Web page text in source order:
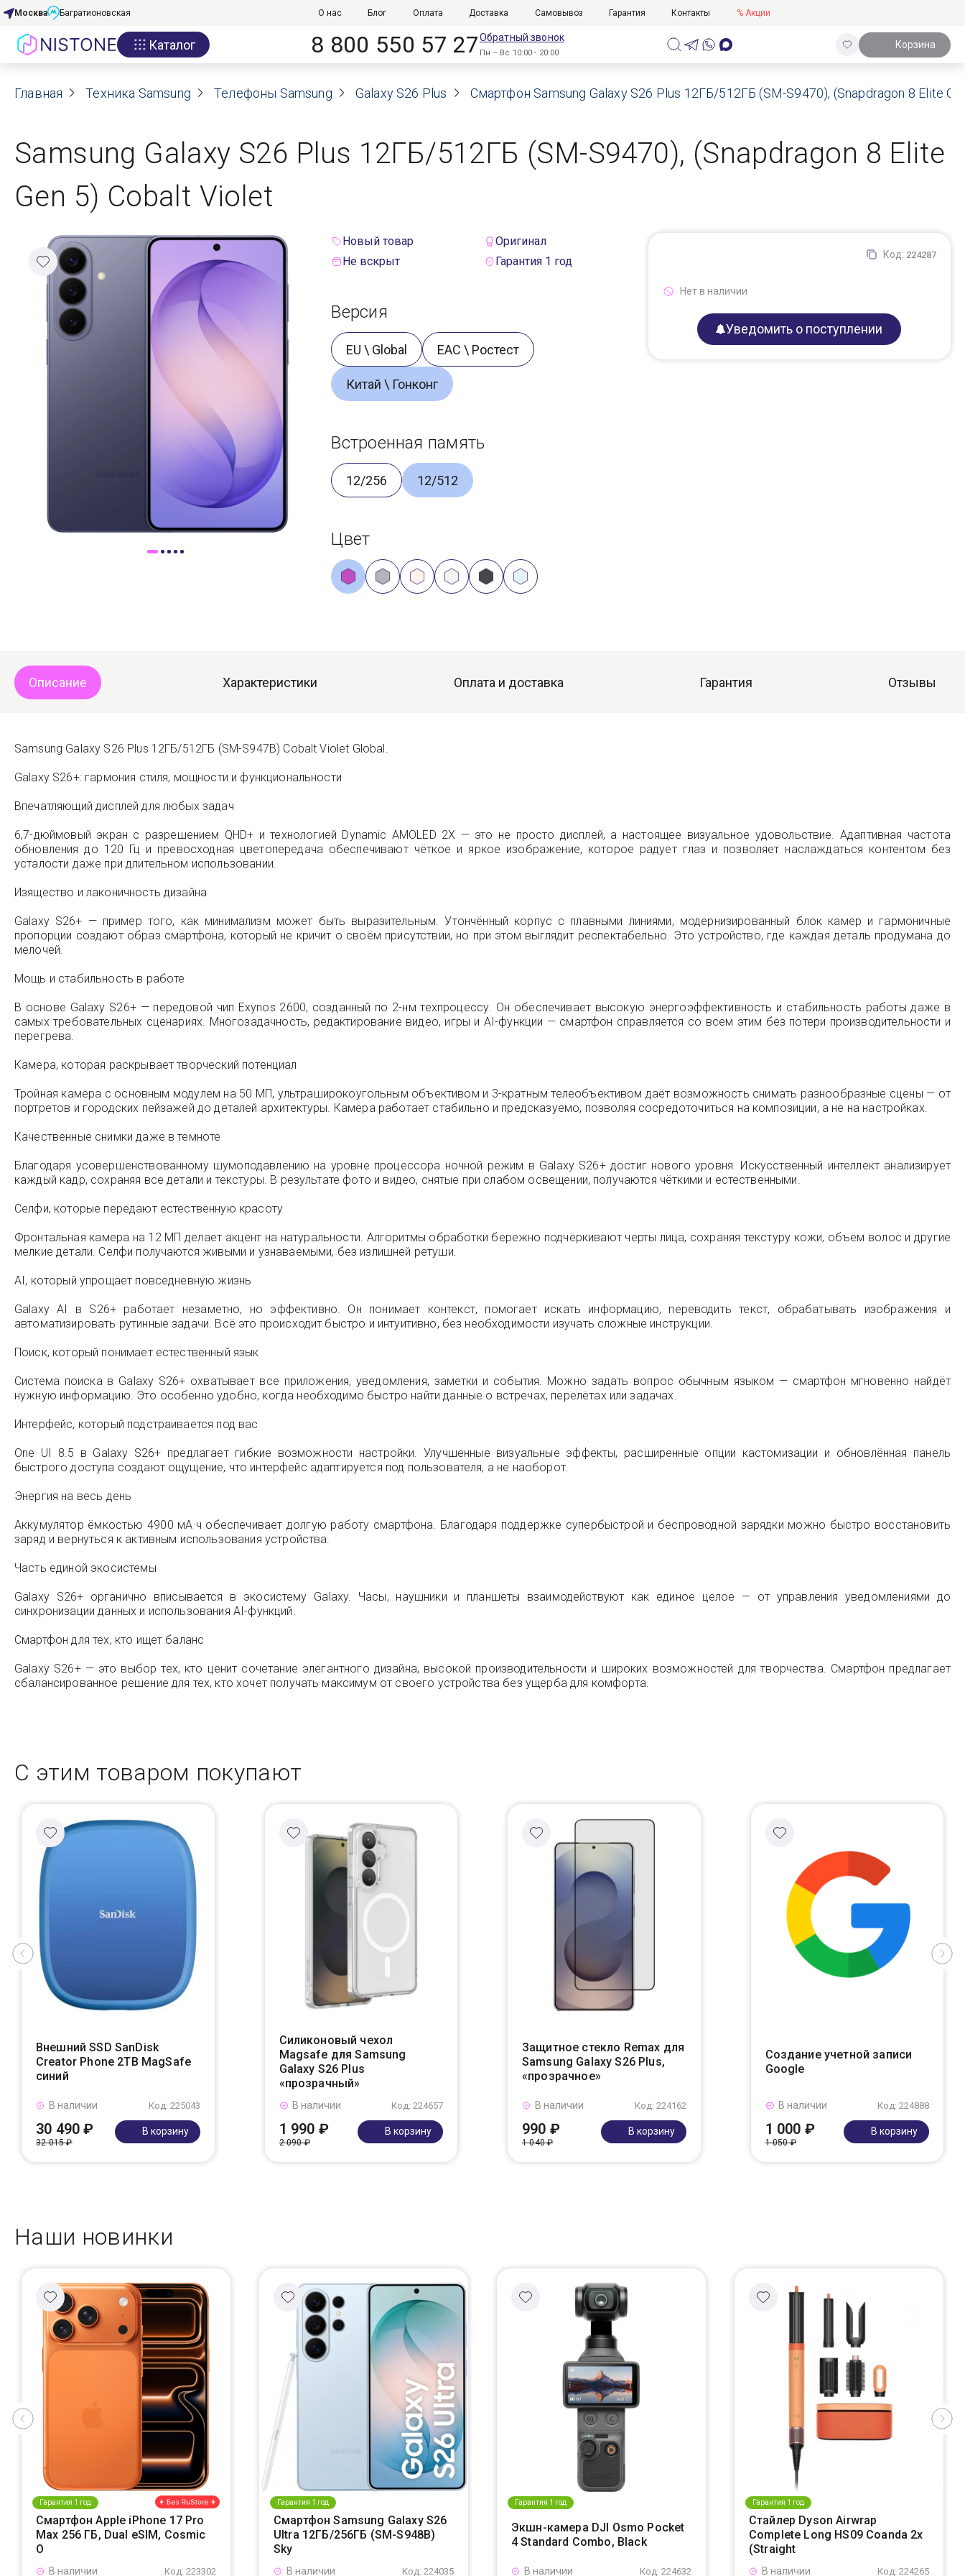
Акции
О нас
Договор оферты
Реквизиты
Контакты
Гарантия
Оплата
Москва Багратионовская О нас Блог Оплата Доставка Самовывоз Гарантия Контакты % Акции
Каталог 8 800 550 57 27Обратный звонок
Пн – Вс 10:00 - 20:00
Корзина
Главная Техника Samsung Телефоны Samsung Galaxy S26 Plus Смартфон Samsung Galaxy S26 Plus 12ГБ/512ГБ (SM-S9470), (Snapdragon 8 Elite
Samsung Galaxy S26 Plus 12ГБ/512ГБ (SM-S9470), (Snapdragon 8 Elite
Gen 5) Cobalt Violet
Новый товар
Оригинал
Не вскрыт
Гарантия 1 год
Версия
EU \ Global ЕАС \ Ростест
Китай \ Гонконг
Встроенная память
12/256 12/512
Цвет
Код: 224287
Нет в наличии
Уведомить о поступлении
Описание Характеристики Оплата и доставка Гарантия Отзывы
Samsung Galaxy S26 Plus 12ГБ/512ГБ (SM-S947B) Cobalt Violet Global.
Galaxy S26+: гармония стиля, мощности и функциональности
Впечатляющий дисплей для любых задач
6,7-дюймовый экран с разрешением QHD+ и технологией Dynamic AMOLED 2X — это не просто дисплей, а настоящее визуальное удовольствие. Адаптивная частота
обновления до 120 Гц и превосходная цветопередача обеспечивают чёткое и яркое изображение, которое радует глаз и позволяет наслаждаться контентом без
усталости даже при длительном использовании.
Изящество и лаконичность дизайна
Galaxy S26+ — пример того, как минимализм может быть выразительным. Утончённый корпус с плавными линиями, модернизированный блок камер и гармоничные
пропорции создают образ смартфона, который не кричит о своём присутствии, но при этом выглядит респектабельно. Это устройство, где каждая деталь продумана до
мелочей.
Мощь и стабильность в работе
В основе Galaxy S26+ — передовой чип Exynos 2600, созданный по 2-нм техпроцессу. Он обеспечивает высокую энергоэффективность и стабильность работы даже в
самых требовательных сценариях. Многозадачность, редактирование видео, игры и AI-функции — смартфон справляется со всем этим без потери производительности и
перегрева.
Камера, которая раскрывает творческий потенциал
Тройная камера с основным модулем на 50 МП, ультраширокоугольным объективом и 3-кратным телеобъективом даёт возможность снимать разнообразные сцены — от
портретов и городских пейзажей до деталей архитектуры. Камера работает стабильно и предсказуемо, позволяя сосредоточиться на композиции, а не на настройках.
Качественные снимки даже в темноте
Благодаря усовершенствованному шумоподавлению на уровне процессора ночной режим в Galaxy S26+ достиг нового уровня. Искусственный интеллект анализирует
каждый кадр, сохраняя все детали и текстуры. В результате фото и видео, снятые при слабом освещении, получаются чёткими и естественными.
Селфи, которые передают естественную красоту
Фронтальная камера на 12 МП делает акцент на натуральности. Алгоритмы обработки бережно подчёркивают черты лица, сохраняя текстуру кожи, объём волос и другие
мелкие детали. Селфи получаются живыми и узнаваемыми, без излишней ретуши.
AI, который упрощает повседневную жизнь
Galaxy AI в S26+ работает незаметно, но эффективно. Он понимает контекст, помогает искать информацию, переводить текст, обрабатывать изображения и
автоматизировать рутинные задачи. Всё это происходит быстро и интуитивно, без необходимости изучать сложные инструкции.
Поиск, который понимает естественный язык
Система поиска в Galaxy S26+ охватывает все приложения, уведомления, заметки и события. Можно задать вопрос обычным языком — смартфон мгновенно найдёт
нужную информацию. Это особенно удобно, когда необходимо быстро найти данные о встречах, перелётах или задачах.
Интерфейс, который подстраивается под вас
One UI 8.5 в Galaxy S26+ предлагает гибкие возможности настройки. Улучшенные визуальные эффекты, расширенные опции кастомизации и обновлённая панель
быстрого доступа создают ощущение, что интерфейс адаптируется под пользователя, а не наоборот.
Энергия на весь день
Аккумулятор ёмкостью 4900 мА·ч обеспечивает долгую работу смартфона. Благодаря поддержке супербыстрой и беспроводной зарядки можно быстро восстановить
заряд и вернуться к активным использования устройства.
Часть единой экосистемы
Galaxy S26+ органично вписывается в экосистему Galaxy. Часы, наушники и планшеты взаимодействуют как единое целое — от управления уведомлениями до
синхронизации данных и использования AI-функций.
Смартфон для тех, кто ищет баланс
Galaxy S26+ — это выбор тех, кто ценит сочетание элегантного дизайна, высокой производительности и широких возможностей для творчества. Смартфон предлагает
сбалансированное решение для тех, кто хочет получать максимум от своего устройства без ущерба для комфорта.
С этим товаром покупают
Внешний SSD SanDisk
Creator Phone 2TB MagSafe
синий
Код: 225043
В наличии
30 490 ₽
32 015 ₽
В корзину
Силиконовый чехол
Magsafe для Samsung
Galaxy S26 Plus
«прозрачный»
Код: 224657
В наличии
1 990 ₽
2 090 ₽
В корзину
Защитное стекло Remax для
Samsung Galaxy S26 Plus,
«прозрачное»
Код: 224162
В наличии
990 ₽
1 040 ₽
В корзину
Создание учетной записи
Google
Код: 224888
В наличии
1 000 ₽
1 050 ₽
В корзину
Наши новинки
Гарантия 1 год
Смартфон Apple iPhone 17 Pro
Max 256 ГБ, Dual eSIM, Cosmic
O
Код: 223302
В наличии
Гарантия 1 год
Смартфон Samsung Galaxy S26
Ultra 12ГБ/256ГБ (SM-S948B)
Sky
Код: 224035
В наличии
Гарантия 1 год
Экшн-камера DJI Osmo Pocket
4 Standard Combo, Black
Код: 224632
В наличии
Гарантия 1 год
Стайлер Dyson Airwrap
Complete Long HS09 Coanda 2x
(Straight
Код: 224265
В наличии